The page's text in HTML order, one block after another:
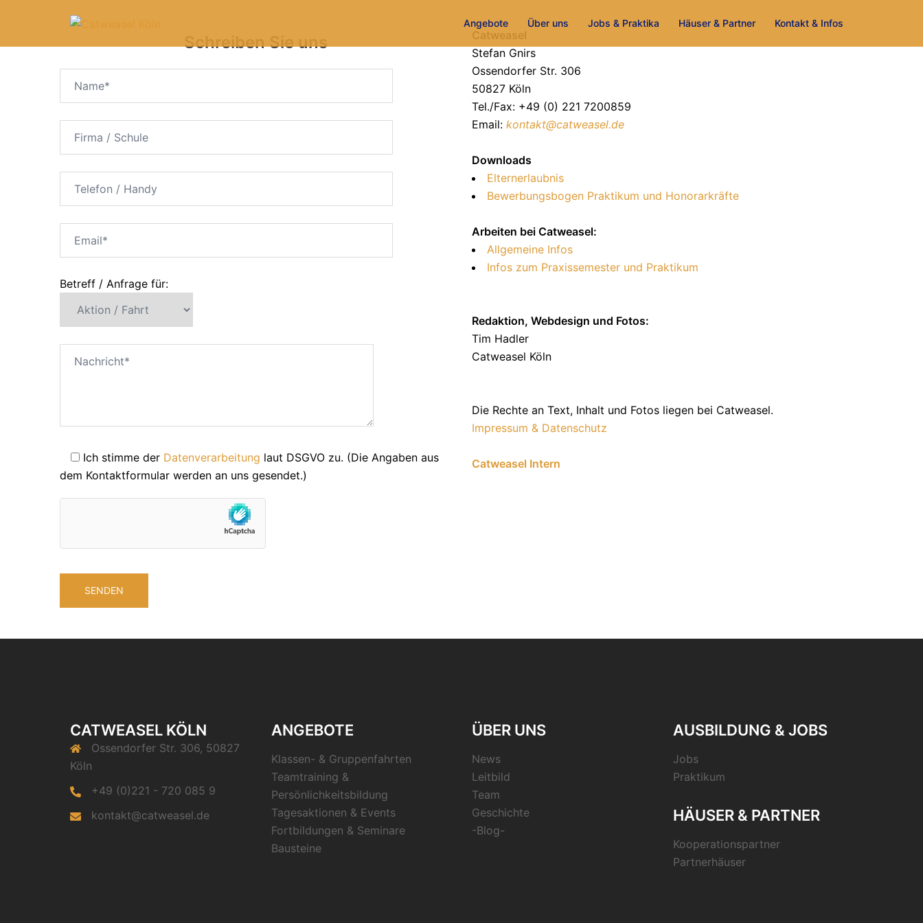
Angebote Über uns Jobs & Praktika Häuser & Partner Kontakt & Infos
Schreiben Sie uns
Betreff / Anfrage für:
Ich stimme der Datenverarbeitung laut DSGVO zu. (Die Angaben aus
dem Kontaktformular werden an uns gesendet.)
Catweasel
Stefan Gnirs
Ossendorfer Str. 306
50827 Köln
Tel./Fax: +49 (0) 221 7200859
Email: kontakt@catweasel.de
Downloads
Elternerlaubnis
Bewerbungsbogen Praktikum und Honorarkräfte
Arbeiten bei Catweasel:
Allgemeine Infos
Infos zum Praxissemester und Praktikum
Redaktion, Webdesign und Fotos:
Tim Hadler
Catweasel Köln
Die Rechte an Text, Inhalt und Fotos liegen bei Catweasel.
Impressum & Datenschutz
Catweasel Intern
CATWEASEL KÖLN
Ossendorfer Str. 306, 50827
Köln
+49 (0)221 - 720 085 9
kontakt@catweasel.de
ANGEBOTE
Klassen- & Gruppenfahrten
Teamtraining &
Persönlichkeitsbildung
Tagesaktionen & Events
Fortbildungen & Seminare
Bausteine
ÜBER UNS
News
Leitbild
Team
Geschichte
-Blog-
AUSBILDUNG & JOBS
Jobs
Praktikum
HÄUSER & PARTNER
Kooperationspartner
Partnerhäuser